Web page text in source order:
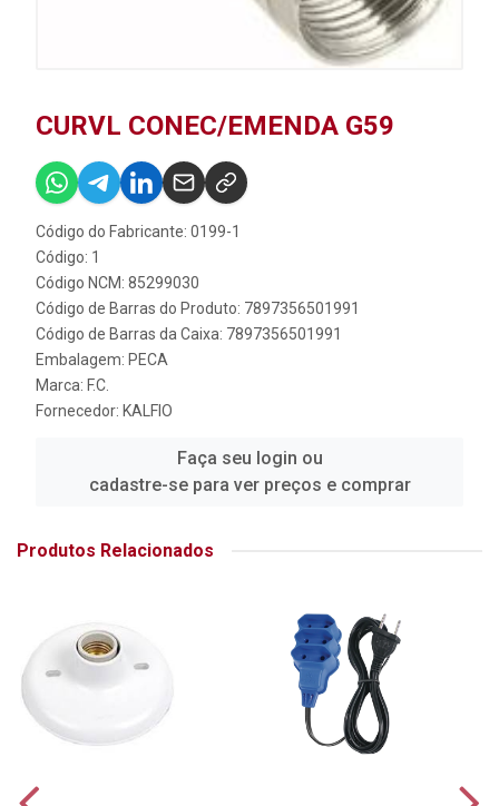
CURVL CONEC/EMENDA G59
Código do Fabricante: 0199-1
Código: 1
Código NCM: 85299030
Código de Barras do Produto: 7897356501991
Código de Barras da Caixa: 7897356501991
Embalagem: PECA
Marca: F.C.
Fornecedor: KALFIO
Faça seu login ou
cadastre-se para ver preços e comprar
Produtos Relacionados